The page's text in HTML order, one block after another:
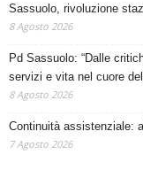
Sassuolo, rivoluzione
8 Agosto 2026
Pd Sassuolo: “Dalle
servizi e vita nel cuore
8 Agosto 2026
Continuità assistenziale:
7 Agosto 2026